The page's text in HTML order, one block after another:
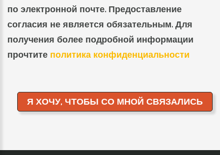
по электронной почте. Предоставление
согласия не является обязательным. Для
получения более подробной информации
прочтите политика конфиденциальности